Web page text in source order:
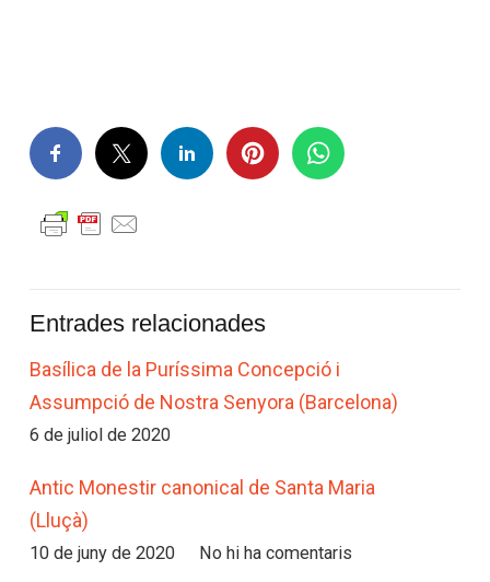
Entrades relacionades
Basílica de la Puríssima Concepció i
Assumpció de Nostra Senyora (Barcelona)
6 de juliol de 2020
Antic Monestir canonical de Santa Maria
(Lluçà)
10 de juny de 2020 No hi ha comentaris